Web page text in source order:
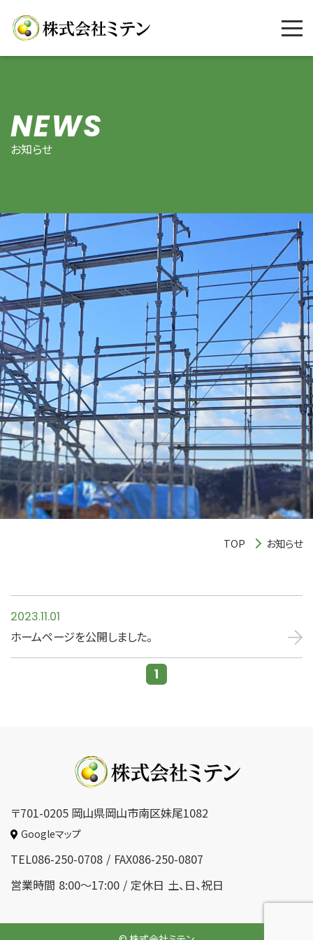
NEWS
お知らせ
TOP お知らせ
2023.11.01
ホームページを公開しました。
1
701-0205 岡山県岡山市南区妹尾1082
Googleマップ
086-250-0708
086-250-0807
8:00～17:00
土、日、祝日